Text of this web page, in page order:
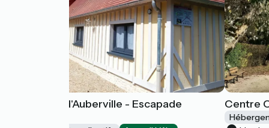
La Grange d'Auberville - Escapade
Centre